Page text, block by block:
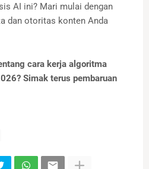
AI ini? Mari mulai dengan
dan otoritas konten Anda
cara kerja algoritma
Simak terus pembaruan